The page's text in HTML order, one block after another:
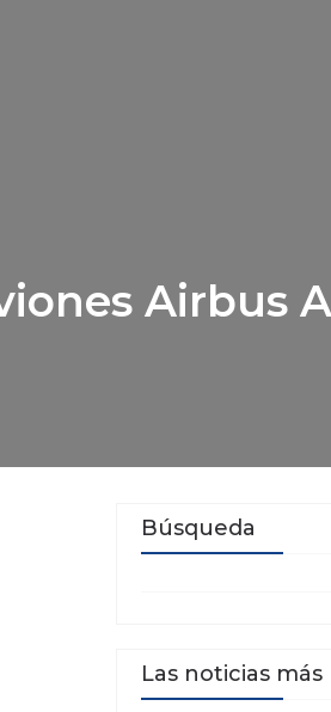
Airbus
Búsqueda
Las noticias más